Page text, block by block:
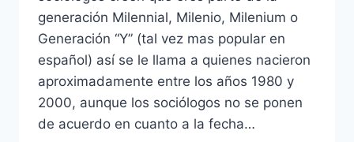
generación Milennial, Milenio, Milenium o
Generación “Y” (tal vez mas popular en
español) así se le llama a quienes nacieron
aproximadamente entre los años 1980 y
2000, aunque los sociólogos no se ponen
de acuerdo en cuanto a la fecha…